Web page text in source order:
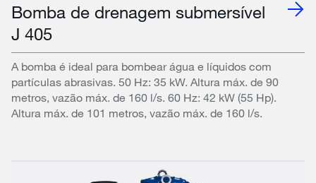
Bomba de drenagem submersível
J 405
A bomba é ideal para bombear água e líquidos com
partículas abrasivas. 50 Hz: 35 kW. Altura máx. de 90
metros, vazão máx. de 160 l/s. 60 Hz: 42 kW (55 Hp).
Altura máx. de 101 metros, vazão máx. de 160 l/s.